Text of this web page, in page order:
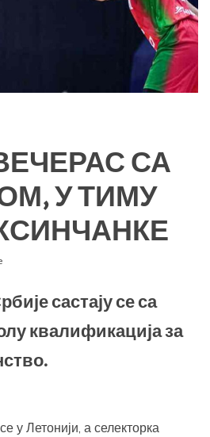
СА
У ТИМУ
састају се са
квалификација за
у Летонији, а селекторка